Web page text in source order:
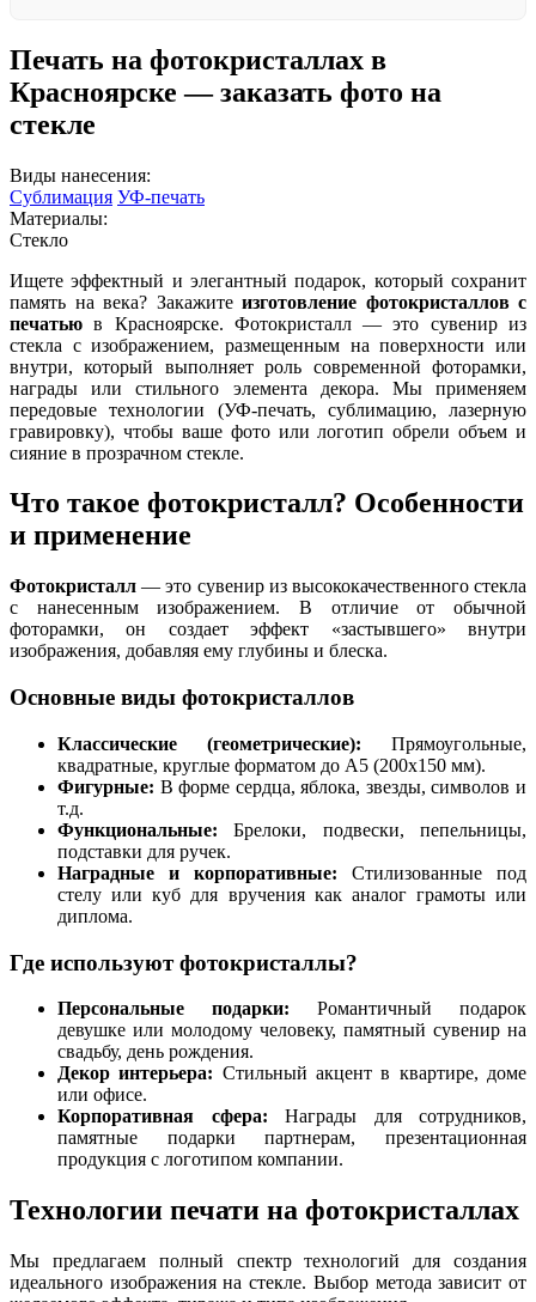
Печать на фотокристаллах в
Красноярске — заказать фото на
стекле
Виды нанесения:
Сублимация УФ-печать
Материалы:
Стекло
Ищете эффектный и элегантный подарок, который сохранит
память на века? Закажите изготовление фотокристаллов с
печатью в Красноярске. Фотокристалл — это сувенир из
стекла с изображением, размещенным на поверхности или
внутри, который выполняет роль современной фоторамки,
награды или стильного элемента декора. Мы применяем
передовые технологии (УФ-печать, сублимацию, лазерную
гравировку), чтобы ваше фото или логотип обрели объем и
сияние в прозрачном стекле.
Что такое фотокристалл? Особенности
и применение
Фотокристалл — это сувенир из высококачественного стекла
с нанесенным изображением. В отличие от обычной
фоторамки, он создает эффект «застывшего» внутри
изображения, добавляя ему глубины и блеска.
Основные виды фотокристаллов
Классические (геометрические): Прямоугольные,
квадратные, круглые форматом до А5 (200х150 мм).
Фигурные: В форме сердца, яблока, звезды, символов и
т.д.
Функциональные: Брелоки, подвески, пепельницы,
подставки для ручек.
Наградные и корпоративные: Стилизованные под
стелу или куб для вручения как аналог грамоты или
диплома.
Где используют фотокристаллы?
Персональные подарки: Романтичный подарок
девушке или молодому человеку, памятный сувенир на
свадьбу, день рождения.
Декор интерьера: Стильный акцент в квартире, доме
или офисе.
Корпоративная сфера: Награды для сотрудников,
памятные подарки партнерам, презентационная
продукция с логотипом компании.
Технологии печати на фотокристаллах
Мы предлагаем полный спектр технологий для создания
идеального изображения на стекле. Выбор метода зависит от